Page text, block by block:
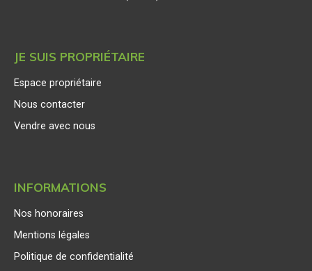
JE SUIS PROPRIÉTAIRE
Espace propriétaire
Nous contacter
Vendre avec nous
INFORMATIONS
Nos honoraires
Mentions légales
Politique de confidentialité